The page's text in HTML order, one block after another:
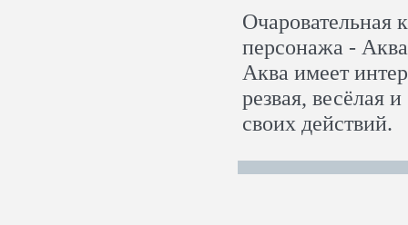
Очаровательная
персонажа -
Аква имеет
резвая, весёлая
своих действий.